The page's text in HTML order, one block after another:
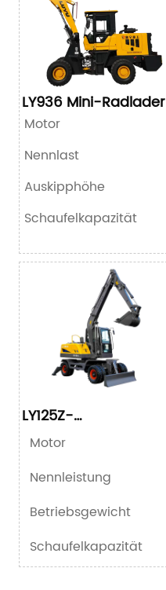
LY936 Mini-Radlader
Motor
Nennlast
Auskipphöhe
Schaufelkapazität
LY125Z-
Raupenbagger
Motor
Nennleistung
Betriebsgewicht
Schaufelkapazität